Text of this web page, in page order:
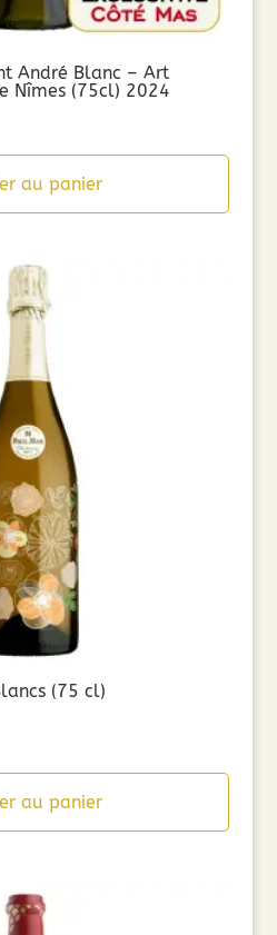
André Blanc – Art
Nîmes (75cl) 2024
au panier
(75 cl)
au panier